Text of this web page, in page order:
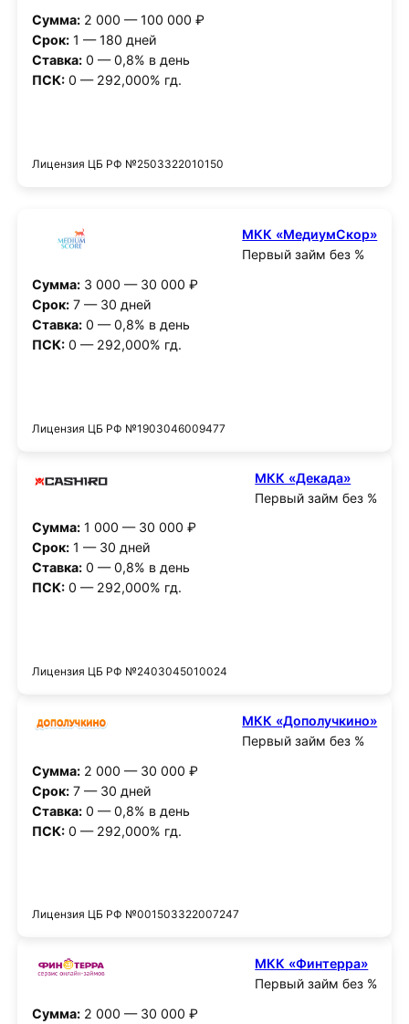
Сумма:2 000 — 100 000 ₽
Срок:1 — 180 дней
Ставка:0 — 0,8% в день
ПСК:0 — 292,000% гд.
Лицензия ЦБ РФ №2503322010150
МКК «МедиумСкор»
Первый займ без %
Сумма:3 000 — 30 000 ₽
Срок:7 — 30 дней
Ставка:0 — 0,8% в день
ПСК:0 — 292,000% гд.
Лицензия ЦБ РФ №1903046009477
МКК «Декада»
Первый займ без %
Сумма:1 000 — 30 000 ₽
Срок:1 — 30 дней
Ставка:0 — 0,8% в день
ПСК:0 — 292,000% гд.
Лицензия ЦБ РФ №2403045010024
МКК «Дополучкино»
Первый займ без %
Сумма:2 000 — 30 000 ₽
Срок:7 — 30 дней
Ставка:0 — 0,8% в день
ПСК:0 — 292,000% гд.
Лицензия ЦБ РФ №001503322007247
МКК «Финтерра»
Первый займ без %
Сумма:2 000 — 30 000 ₽